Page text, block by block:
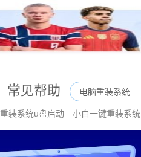
常见帮助
重装系统u盘启动 小白一键重装系统